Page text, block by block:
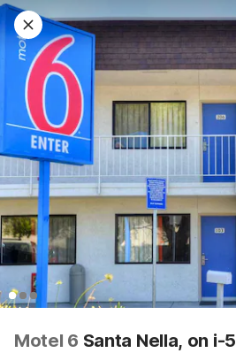
Motel 6 Santa Nella, on i-5